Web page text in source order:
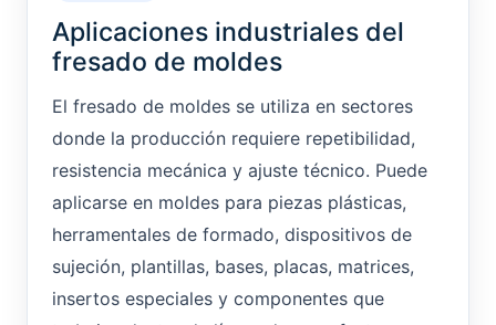
Aplicaciones industriales del
fresado de moldes
El fresado de moldes se utiliza en sectores
donde la producción requiere repetibilidad,
resistencia mecánica y ajuste técnico. Puede
aplicarse en moldes para piezas plásticas,
herramentales de formado, dispositivos de
sujeción, plantillas, bases, placas, matrices,
insertos especiales y componentes que